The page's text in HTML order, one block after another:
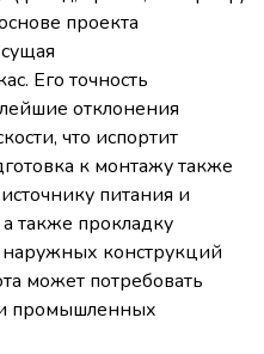
проекта
Его точность
отклонения
что испортит
к монтажу также
питания и
также прокладку
конструкций
может потребовать
промышленных